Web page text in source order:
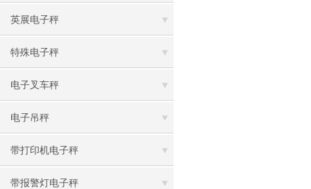
英展电子秤
特殊电子秤
电子叉车秤
电子吊秤
带打印机电子秤
带报警灯电子秤